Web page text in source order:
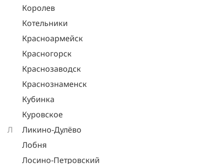
Королев
Котельники
Красноармейск
Красногорск
Краснозаводск
Краснознаменск
Кубинка
Куровское
Л
Ликино-Дулёво
Лобня
Лосино-Петровский